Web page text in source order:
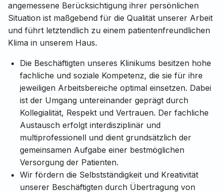
angemessene Berücksichtigung ihrer persönlichen
Situation ist maßgebend für die Qualität unserer Arbeit
und führt letztendlich zu einem patientenfreundlichen
Klima in unserem Haus.
Die Beschäftigten unseres Klinikums besitzen hohe
fachliche und soziale Kompetenz, die sie für ihre
jeweiligen Arbeitsbereiche optimal einsetzen. Dabei
ist der Umgang untereinander geprägt durch
Kollegialität, Respekt und Vertrauen. Der fachliche
Austausch erfolgt interdisziplinär und
multiprofessionell und dient grundsätzlich der
gemeinsamen Aufgabe einer bestmöglichen
Versorgung der Patienten.
Wir fördern die Selbstständigkeit und Kreativität
unserer Beschäftigten durch Übertragung von